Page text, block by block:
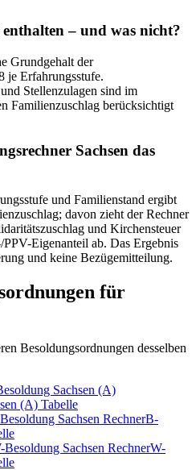
– und was nicht?
Grundgehalt der
je Erfahrungsstufe.
Stellenzulagen sind im
Familienzuschlag berücksichtigt
Sachsen das
und Familienstand ergibt
davon zieht der Rechner
und Kirchensteuer
Eigenanteil ab. Das Ergebnis
und keine Bezügemitteilung.
für
Besoldungsordnungen desselben
Sachsen (A)
(A) Tabelle
Sachsen RechnerB-
Besoldung Sachsen RechnerW-